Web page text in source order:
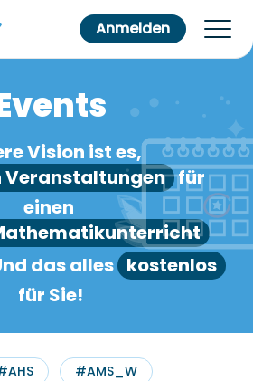
Anmelden
Vision ist es,
Veranstaltungen für
einen
das alles kostenlos
für Sie!
#AMS_W